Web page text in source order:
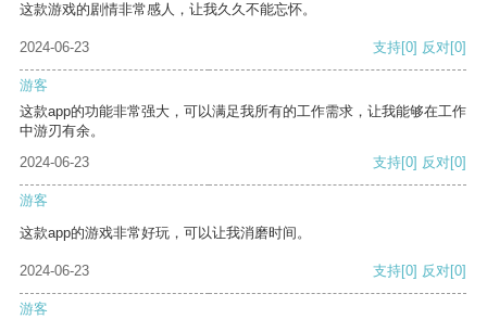
这款游戏的剧情非常感人，让我久久不能忘怀。
2024-06-23 支持[0] 反对[0]
游客
这款app的功能非常强大，可以满足我所有的工作需求，让我能够在工作
中游刃有余。
2024-06-23
支持[0] 反对[0]
游客
这款app的游戏非常好玩，可以让我消磨时间。
2024-06-23 支持[0] 反对[0]
游客